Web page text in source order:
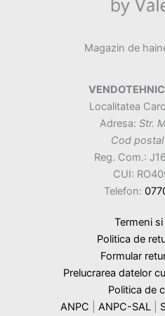
Magazin de
Localitatea
Adresa: Str.
Cod
Reg. Com.:
CUI:
Telefon:
Termeni
Politica de
Formular
Prelucrarea datelor
Politica de
ANPC
ANPC-SAL